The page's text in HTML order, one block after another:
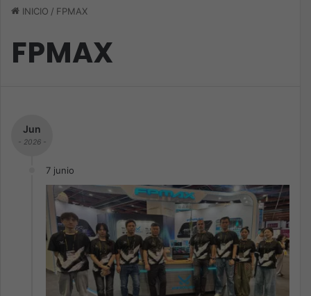
INICIO / FPMAX
FPMAX
Jun
- 2026 -
7 junio